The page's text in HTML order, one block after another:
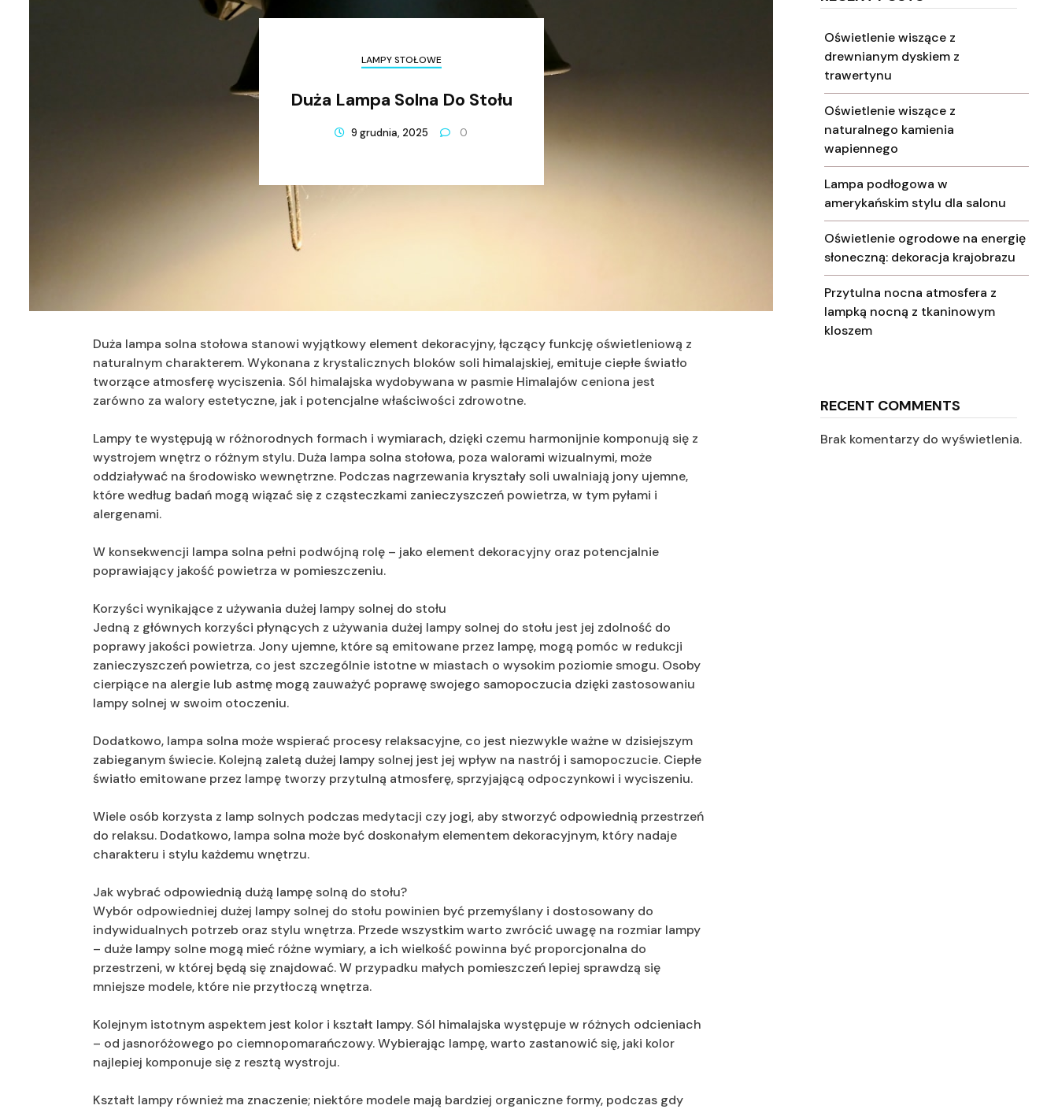
Oświetlenie wiszące z
drewnianym dyskiem z
trawertynu
Oświetlenie wiszące z
naturalnego kamienia
wapiennego
Lampa podłogowa w
amerykańskim stylu dla salonu
Oświetlenie ogrodowe na energię
słoneczną: dekoracja krajobrazu
Przytulna nocna atmosfera z
lampką nocną z tkaninowym
kloszem
RECENT COMMENTS
Brak komentarzy do wyświetlenia.
LAMPY STOŁOWE
Duża Lampa Solna Do Stołu
9 grudnia, 2025 0
Duża lampa solna stołowa stanowi wyjątkowy element dekoracyjny, łączący funkcję oświetleniową z
naturalnym charakterem. Wykonana z krystalicznych bloków soli himalajskiej, emituje ciepłe światło
tworzące atmosferę wyciszenia. Sól himalajska wydobywana w pasmie Himalajów ceniona jest
zarówno za walory estetyczne, jak i potencjalne właściwości zdrowotne.
Lampy te występują w różnorodnych formach i wymiarach, dzięki czemu harmonijnie komponują się z
wystrojem wnętrz o różnym stylu. Duża lampa solna stołowa, poza walorami wizualnymi, może
oddziaływać na środowisko wewnętrzne. Podczas nagrzewania kryształy soli uwalniają jony ujemne,
które według badań mogą wiązać się z cząsteczkami zanieczyszczeń powietrza, w tym pyłami i
alergenami.
W konsekwencji lampa solna pełni podwójną rolę – jako element dekoracyjny oraz potencjalnie
poprawiający jakość powietrza w pomieszczeniu.
Korzyści wynikające z używania dużej lampy solnej do stołu
Jedną z głównych korzyści płynących z używania dużej lampy solnej do stołu jest jej zdolność do
poprawy jakości powietrza. Jony ujemne, które są emitowane przez lampę, mogą pomóc w redukcji
zanieczyszczeń powietrza, co jest szczególnie istotne w miastach o wysokim poziomie smogu. Osoby
cierpiące na alergie lub astmę mogą zauważyć poprawę swojego samopoczucia dzięki zastosowaniu
lampy solnej w swoim otoczeniu.
Dodatkowo, lampa solna może wspierać procesy relaksacyjne, co jest niezwykle ważne w dzisiejszym
zabieganym świecie. Kolejną zaletą dużej lampy solnej jest jej wpływ na nastrój i samopoczucie. Ciepłe
światło emitowane przez lampę tworzy przytulną atmosferę, sprzyjającą odpoczynkowi i wyciszeniu.
Wiele osób korzysta z lamp solnych podczas medytacji czy jogi, aby stworzyć odpowiednią przestrzeń
do relaksu. Dodatkowo, lampa solna może być doskonałym elementem dekoracyjnym, który nadaje
charakteru i stylu każdemu wnętrzu.
Jak wybrać odpowiednią dużą lampę solną do stołu?
Wybór odpowiedniej dużej lampy solnej do stołu powinien być przemyślany i dostosowany do
indywidualnych potrzeb oraz stylu wnętrza. Przede wszystkim warto zwrócić uwagę na rozmiar lampy
– duże lampy solne mogą mieć różne wymiary, a ich wielkość powinna być proporcjonalna do
przestrzeni, w której będą się znajdować. W przypadku małych pomieszczeń lepiej sprawdzą się
mniejsze modele, które nie przytłoczą wnętrza.
Kolejnym istotnym aspektem jest kolor i kształt lampy. Sól himalajska występuje w różnych odcieniach
– od jasnoróżowego po ciemnopomarańczowy. Wybierając lampę, warto zastanowić się, jaki kolor
najlepiej komponuje się z resztą wystroju.
Kształt lampy również ma znaczenie; niektóre modele mają bardziej organiczne formy, podczas gdy